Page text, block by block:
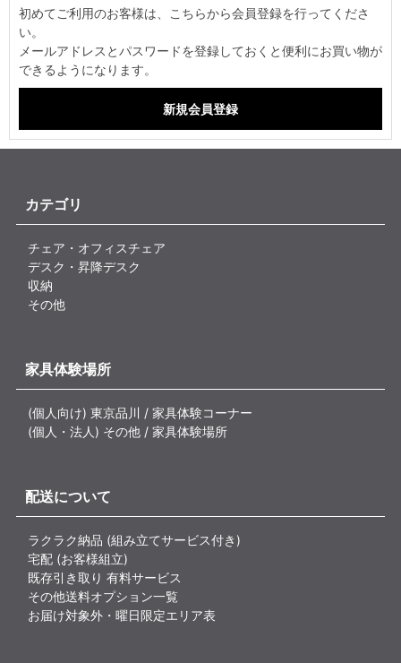
初めてご利用のお客様は、こちらから会員登録を行ってくださ
い。
メールアドレスとパスワードを登録しておくと便利にお買い物が
できるようになります。
カテゴリ
チェア・オフィスチェア
デスク・昇降デスク
収納
その他
家具体験場所
(個人向け) 東京品川 / 家具体験コーナー
(個人・法人) その他 / 家具体験場所
配送について
ラクラク納品 (組み立てサービス付き)
宅配 (お客様組立)
既存引き取り 有料サービス
その他送料オプション一覧
お届け対象外・曜日限定エリア表